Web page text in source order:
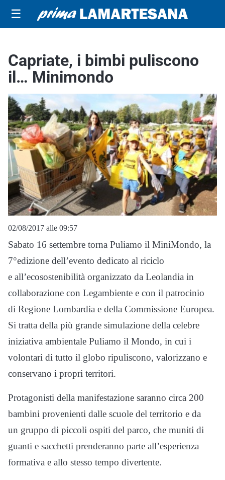
☰
Capriate, i bimbi puliscono
il… Minimondo
02/08/2017 alle 09:57
Sabato 16 settembre torna Puliamo il MiniMondo, la
7°edizione dell’evento dedicato al riciclo
e all’ecosostenibilità organizzato da Leolandia in
collaborazione con Legambiente e con il patrocinio
di Regione Lombardia e della Commissione Europea.
Si tratta della più grande simulazione della celebre
iniziativa ambientale Puliamo il Mondo, in cui i
volontari di tutto il globo ripuliscono, valorizzano e
conservano i propri territori.
Protagonisti della manifestazione saranno circa 200
bambini provenienti dalle scuole del territorio e da
un gruppo di piccoli ospiti del parco, che muniti di
guanti e sacchetti prenderanno parte all’esperienza
formativa e allo stesso tempo divertente.